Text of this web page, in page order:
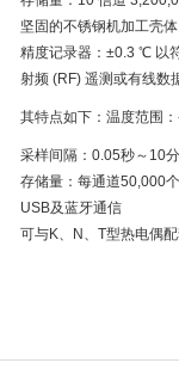
坚固的不锈钢机加工壳体
精度记录器：±0.3 ℃ 以
射频 (RF) 遥测或有线数
其特点如下：温度范围
采样间隔：0.05秒～10
存储量：每通道50,000
USB及蓝牙通信
可与K、N、T型热电偶